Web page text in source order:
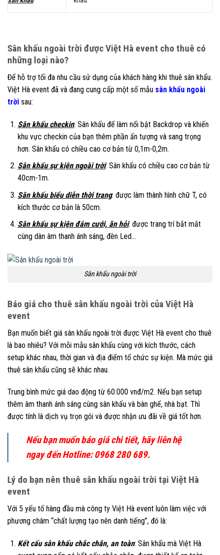
Sân khấu ngoài trời được Việt Hà event cho thuê có
những loại nào?
Để hỗ trợ tối đa nhu cầu sử dụng của khách hàng khi thuê sân khấu.
Việt Hà event đã và đang cung cấp một số mẫu sân khấu ngoài
trời sau:
Sân khấu checkin: Sân khấu để làm nổi bật Backdrop và khiến
khu vực checkin của bạn thêm phần ấn tượng và sang trọng
hơn. Sân khấu có chiều cao cơ bản từ 0,1m-0,2m.
Sân khấu sự kiện ngoài trời: Sân khấu có chiều cao cơ bản từ
40cm-1m.
Sân khấu biểu diễn thời trang: được làm thành hình chữ T, có
kích thước cơ bản là 50cm.
Sân khấu sự kiện đám cưới, ăn hỏi: được trang trí bắt mắt
cùng dàn âm thanh ánh sáng, đèn Led…
Sân khấu ngoài trời
Báo giá cho thuê sân khấu ngoài trời của Việt Hà
event
Bạn muốn biết giá sân khấu ngoài trời được Việt Hà event cho thuê
là bao nhiêu? Với mỗi mẫu sân khấu cùng với kích thước, cách
setup khác nhau, thời gian và địa điểm tổ chức sự kiện. Mà mức giá
thuê sân khấu cũng sẽ khác nhau.
Trung bình mức giá dao động từ 60.000 vnđ/m2. Nếu bạn setup
thêm âm thanh ánh sáng cùng sân khấu và bàn ghế, nhà bạt. Thì
được tính là dịch vụ trọn gói và được nhận ưu đãi về giá tốt hơn.
Nếu bạn muốn báo giá chi tiết, hãy liên hệ
ngay đến Hotline: 0968 280 689.
Lý do bạn nên thuê sân khấu ngoài trời tại Việt Hà
event
Với 5 yếu tố hàng đầu mà công ty Việt Hà event luôn làm việc với
phương châm “chất lượng tạo nên danh tiếng”, đó là:
Kết cấu sân khấu chắc chắn, an toàn: Sân khấu mà Việt Hà